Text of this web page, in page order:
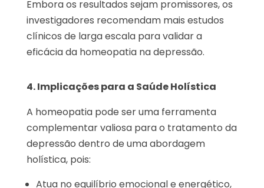
Embora os resultados sejam promissores, os
investigadores recomendam mais estudos
clínicos de larga escala para validar a
eficácia da homeopatia na depressão.
4. Implicações para a Saúde Holística
A homeopatia pode ser uma ferramenta
complementar valiosa para o tratamento da
depressão dentro de uma abordagem
holística, pois:
Atua no equilíbrio emocional e energético,